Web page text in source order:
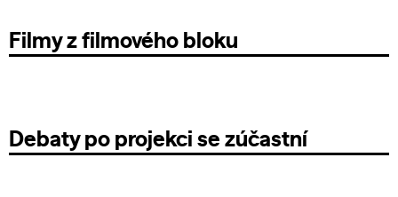
Filmy z filmového bloku
Debaty po projekci se zúčastní